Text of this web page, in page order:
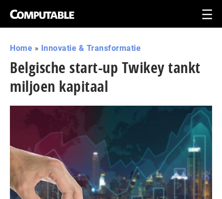
Home » Innovatie & Transformatie
Belgische start-up Twikey tankt
miljoen kapitaal